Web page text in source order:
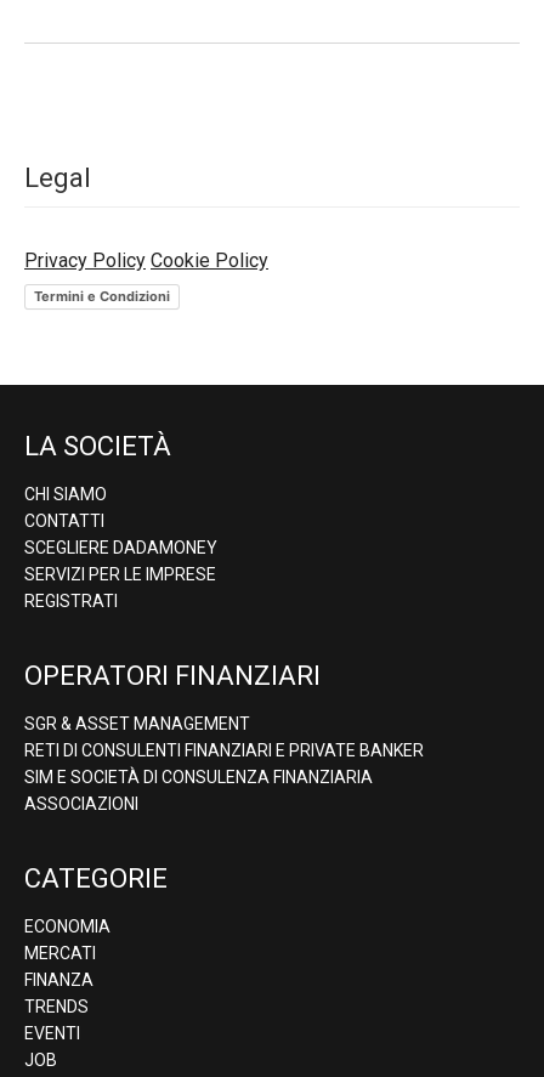
Legal
Privacy Policy Cookie Policy
Termini e Condizioni
LA SOCIETÀ
CHI SIAMO
CONTATTI
SCEGLIERE DADAMONEY
SERVIZI PER LE IMPRESE
REGISTRATI
OPERATORI FINANZIARI
SGR & ASSET MANAGEMENT
RETI DI CONSULENTI FINANZIARI E PRIVATE BANKER
SIM E SOCIETÀ DI CONSULENZA FINANZIARIA
ASSOCIAZIONI
CATEGORIE
ECONOMIA
MERCATI
FINANZA
TRENDS
EVENTI
JOB